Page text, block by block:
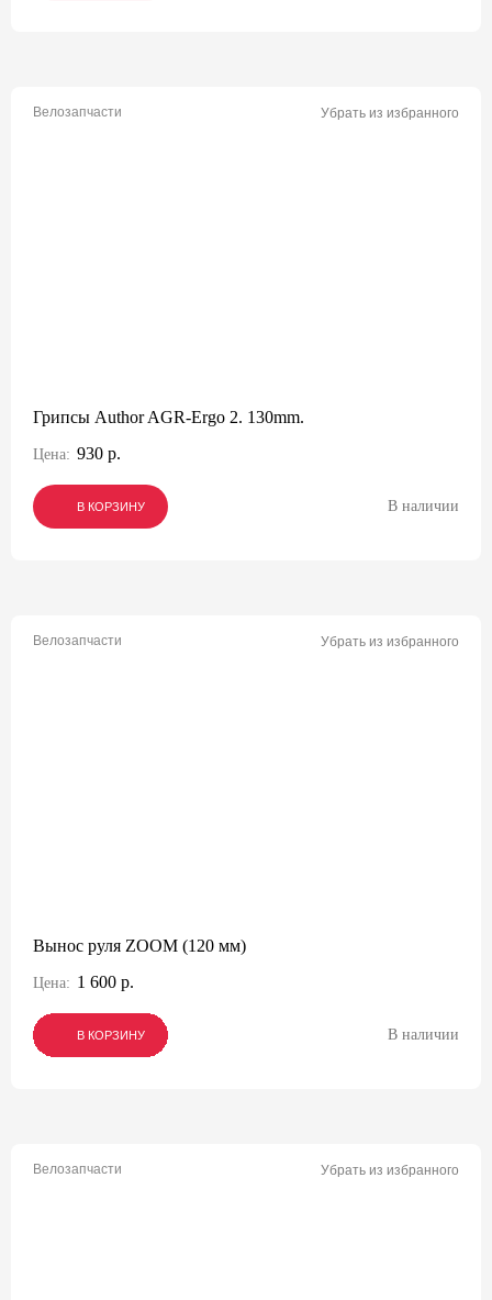
Велозапчасти Убрать из избранного
Грипсы Author AGR-Ergo 2. 130mm.
Цена: 930 р.
В КОРЗИНУ
В КОРЗИНУ
В КОРЗИНУ В наличии
Велозапчасти Убрать из избранного
Вынос руля ZOOM (120 мм)
Цена: 1 600 р.
В КОРЗИНУ
В КОРЗИНУ
В КОРЗИНУ В наличии
Велозапчасти Убрать из избранного